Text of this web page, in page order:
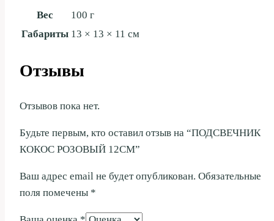
Вес
100 г
Габариты 13 × 13 × 11 см
Отзывы
Отзывов пока нет.
Будьте первым, кто оставил отзыв на “ПОДСВЕЧНИК
КОКОС РОЗОВЫЙ 12СМ”
Ваш адрес email не будет опубликован. Обязательные
поля помечены *